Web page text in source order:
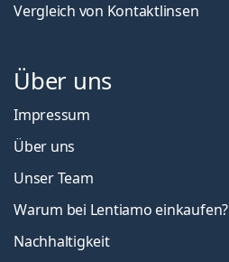
Vergleich von Kontaktlinsen
Über uns
Impressum
Über uns
Unser Team
Warum bei Lentiamo einkaufen?
Nachhaltigkeit